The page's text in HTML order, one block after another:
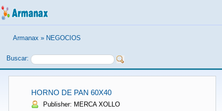
Armanax » NEGOCIOS
Buscar:
HORNO DE PAN 60X40
Publisher: MERCA XOLLO